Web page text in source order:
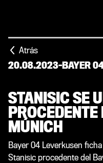
Atrás
20.08.2023-BAYER
STANISIC SE
MÚNICH
Bayer 04 Leverkusen
Stanisic procedente del